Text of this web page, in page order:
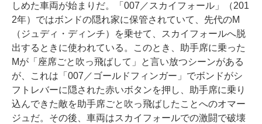
しめた車両が始まりだ。「007／スカイフォール」（201
2年）ではボンドの隠れ家に保管されていて、先代のM
（ジュディ・ディンチ）を乗せて、スカイフォールへ脱
出するときに使われている。このとき、助手席に乗った
Mが「座席ごと吹っ飛ばして」と言い放つシーンがある
が、これは「007／ゴールドフィンガー」でボンドがシ
フトレバーに隠された赤いボタンを押し、助手席に乗り
込んできた敵を助手席ごと吹っ飛ばしたことへのオマー
ジュだ。その後、車両はスカイフォールでの激闘で破壊